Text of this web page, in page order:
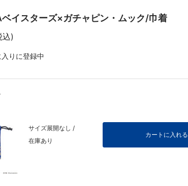
イスターズ×ガチャピン・ムック/巾着
込)
入りに登録中
サイズ展開なし /
在庫あり
カートに入れる